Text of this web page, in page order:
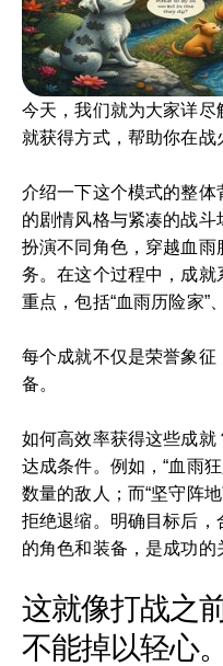
今天，我们就为大家详尽
就获得方式，帮助你在战
介绍一下这个模式的整
的剧情风格与紧凑的战
扮演不同角色，穿越血
务。在这个过程中，成
重点，包括“血雨历险家”
每个成就不仅是荣誉象
备。
如何高效率获得这些成
达成条件。例如，“血雨
数量的敌人；而“坚守阵
拒绝退缩。明确目标后
的角色和装备，是成功的
这就像打战之
不能掉以轻心。